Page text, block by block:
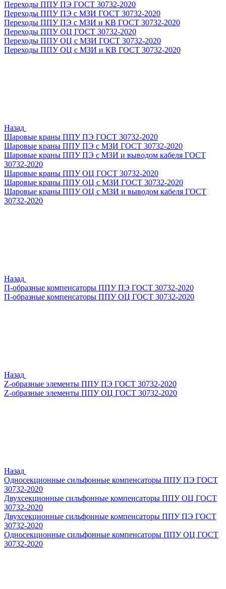
Переходы ППУ ПЭ ГОСТ 30732-2020
Переходы ППУ ПЭ с МЗИ ГОСТ 30732-2020
Переходы ППУ ПЭ с МЗИ и КВ ГОСТ 30732-2020
Переходы ППУ ОЦ ГОСТ 30732-2020
Переходы ППУ ОЦ с МЗИ ГОСТ 30732-2020
Переходы ППУ ОЦ с МЗИ и КВ ГОСТ 30732-2020
Назад
Шаровые краны ППУ ПЭ ГОСТ 30732-2020
Шаровые краны ППУ ПЭ с МЗИ ГОСТ 30732-2020
Шаровые краны ППУ ПЭ с МЗИ и выводом кабеля ГОСТ
30732-2020
Шаровые краны ППУ ОЦ ГОСТ 30732-2020
Шаровые краны ППУ ОЦ с МЗИ ГОСТ 30732-2020
Шаровые краны ППУ ОЦ с МЗИ и выводом кабеля ГОСТ
30732-2020
Назад
П-образные компенсаторы ППУ ПЭ ГОСТ 30732-2020
П-образные компенсаторы ППУ ОЦ ГОСТ 30732-2020
Назад
Z-образные элементы ППУ ПЭ ГОСТ 30732-2020
Z-образные элементы ППУ ОЦ ГОСТ 30732-2020
Назад
Односекционные сильфонные компенсаторы ППУ ПЭ ГОСТ
30732-2020
Двухсекционные сильфонные компенсаторы ППУ ОЦ ГОСТ
30732-2020
Двухсекционные сильфонные компенсаторы ППУ ПЭ ГОСТ
30732-2020
Односекционные сильфонные компенсаторы ППУ ОЦ ГОСТ
30732-2020